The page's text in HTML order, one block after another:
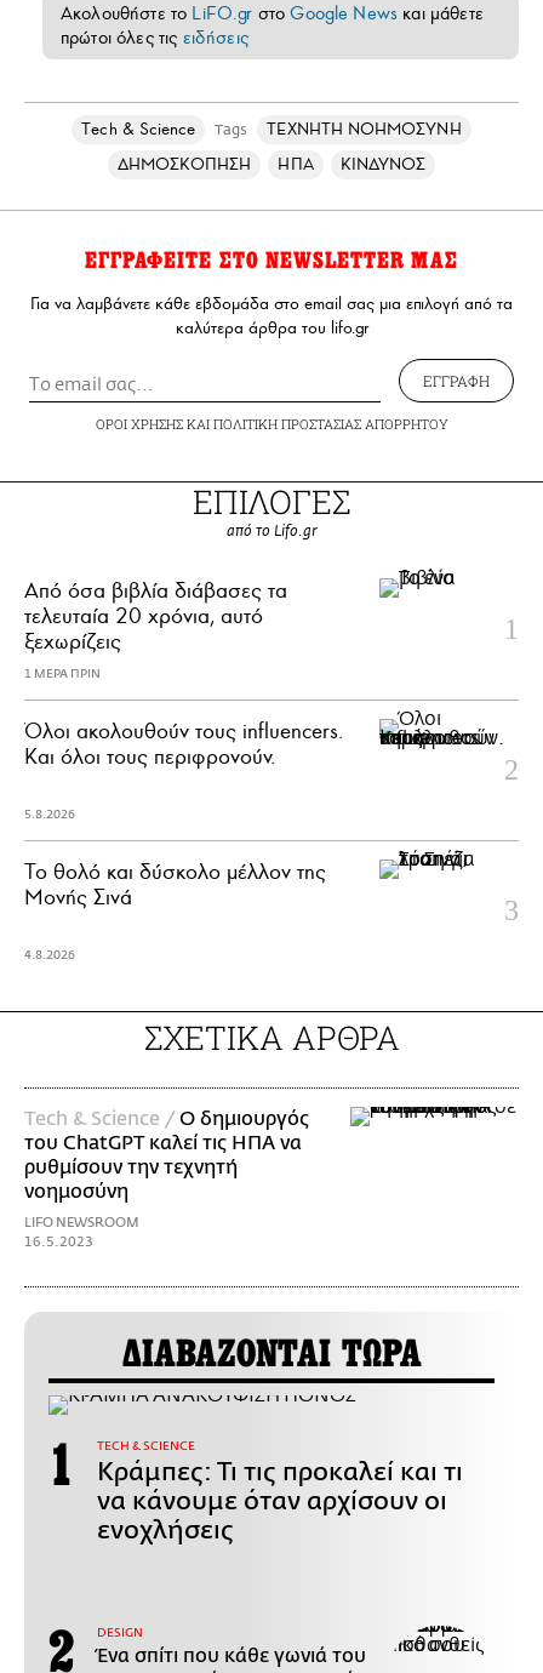
Ακολουθήστε το LiFO.gr στοGoogle News και μάθετε
πρώτοι όλες τις ειδήσεις
Τech & Science Tags
ΤΕΧΝΗΤΗ ΝΟΗΜΟΣΥΝΗ
ΔΗΜΟΣΚΟΠΗΣΗ
ΗΠΑ ΚΙΝΔΥΝΟΣ
ΕΓΓΡΑΦΕΙΤΕ ΣΤΟ NEWSLETTER ΜΑΣ
Για να λαμβάνετε κάθε εβδομάδα στο email σας μια επιλογή από τα
καλύτερα άρθρα του lifo.gr
ΕΓΓΡΑΦΗ
ΟΡΟΙ ΧΡΗΣΗΣΚΑΙ ΠΟΛΙΤΙΚΗ ΠΡΟΣΤΑΣΙΑΣ ΑΠΟΡΡΗΤΟΥ
ΕΠΙΛΟΓΕΣ
από το Lifo.gr
Από όσα βιβλία διάβασες τα
τελευταία 20 χρόνια, αυτό
ξεχωρίζεις
1 ΜΕΡΑ ΠΡΙΝ
Όλοι ακολουθούν τους influencers.
Και όλοι τους περιφρονούν.
5.8.2026
Το θολό και δύσκολο μέλλον της
Μονής Σινά
4.8.2026
ΣΧΕΤΙΚΑ ΑΡΘΡΑ
Τech & Science /Ο δημιουργός
του ChatGPT καλεί τις ΗΠΑ να
ρυθμίσουν την τεχνητή
νοημοσύνη
LIFO NEWSROOM
16.5.2023
ΔΙΑΒΑΖΟΝΤΑΙ ΤΩΡΑ
ΤECH & SCIENCE
Κράμπες: Τι τις προκαλεί και τι
να κάνουμε όταν αρχίσουν οι
ενοχλήσεις
DESIGN
Ένα σπίτι που κάθε γωνιά του